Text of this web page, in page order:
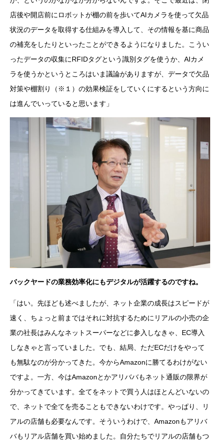
店後や開店前にロボットが棚の前を歩いてAIカメラを使って欠品
状況のデータを取得する仕組みを導入して、その情報を基に商品
の補充をしたりといったことができるようになりました。こうい
ったデータの収集にRFIDタグという識別タグを使うか、AIカメ
ラを使うかというところはいま議論がありますが、データで欠品
対策や棚割り（※１）の効果検証をしていくにするという方向に
は進んでいっていると思います」
バックヤードの業務効率化にもデジタルが活躍するのですね。
「はい。先ほども述べましたが、ネット企業の成長はスピードが
速く、ちょっと前まではそれに対抗するためにリアルの小売の企
業の社長はみんなネットスーパーなどに参入しなきゃ、EC導入
しなきゃと言っていました。でも、結局、ただECだけをやって
も無駄なのが分かってきた。今からAmazonに勝てるわけがない
ですよ。一方、今はAmazonとかアリババもネット通販の限界が
分かってきています。全てをネットで買う人はほとんどいないの
で、ネットで全てを売ることもできないわけです。やっぱり、リ
アルの店舗も必要なんです。そういうわけで、Amazonもアリバ
バもリアル店舗を買い始めました。自分たちでリアルの店舗もつ